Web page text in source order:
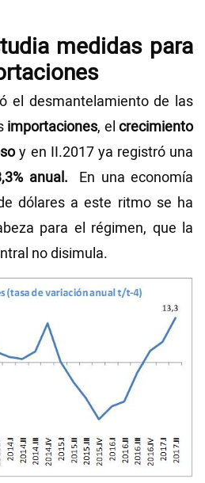
medidas para
el desmantelamiento de las
importaciones, elcrecimiento
y en II.2017 ya registró una
anual. En una economía
dólares a este ritmo se ha
para el régimen, que la
no disimula.